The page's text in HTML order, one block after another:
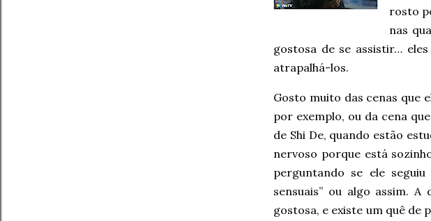
rosto
nas
gostosa de se assistir…
atrapalhá-los.
Gosto muito das cenas que
por exemplo, ou da cena
de Shi De, quando estão
nervoso porque está
perguntando se ele
sensuais” ou algo assim.
gostosa, e existe um quê de